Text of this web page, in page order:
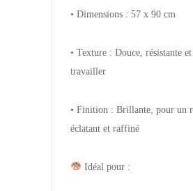
• Dimensions : 57 x 90 cm
• Texture : Douce, résistante
travailler
• Finition : Brillante, pour un
éclatant et raffiné
Idéal pour :